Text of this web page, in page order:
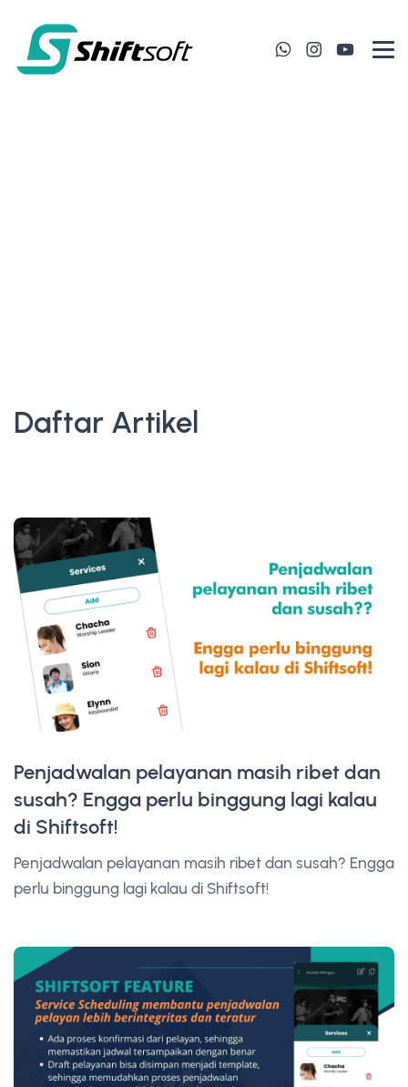
Daftar Artikel
Penjadwalan pelayanan masih ribet dan
susah? Engga perlu binggung lagi kalau
di Shiftsoft!
Penjadwalan pelayanan masih ribet dan susah? Engga
perlu binggung lagi kalau di Shiftsoft!